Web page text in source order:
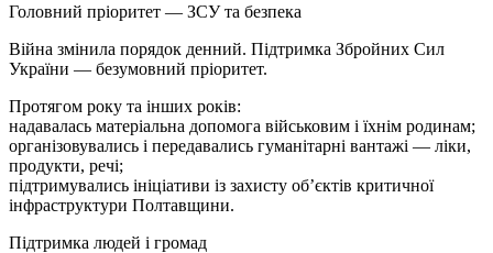
Головний пріоритет — ЗСУ та безпека
Війна змінила порядок денний. Підтримка Збройних Сил
України — безумовний пріоритет.
Протягом року та інших років:
надавалась матеріальна допомога військовим і їхнім родинам;
організовувались і передавались гуманітарні вантажі — ліки,
продукти, речі;
підтримувались ініціативи із захисту об’єктів критичної
інфраструктури Полтавщини.
Підтримка людей і громад